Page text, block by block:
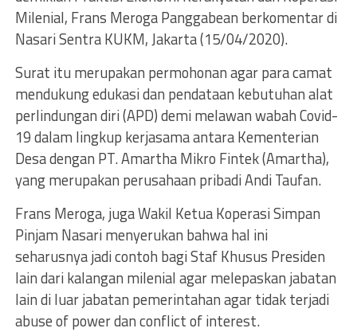
Milenial, Frans Meroga Panggabean berkomentar di
Nasari Sentra KUKM, Jakarta (15/04/2020).
Surat itu merupakan permohonan agar para camat
mendukung edukasi dan pendataan kebutuhan alat
perlindungan diri (APD) demi melawan wabah Covid-
19 dalam lingkup kerjasama antara Kementerian
Desa dengan PT. Amartha Mikro Fintek (Amartha),
yang merupakan perusahaan pribadi Andi Taufan.
Frans Meroga, juga Wakil Ketua Koperasi Simpan
Pinjam Nasari menyerukan bahwa hal ini
seharusnya jadi contoh bagi Staf Khusus Presiden
lain dari kalangan milenial agar melepaskan jabatan
lain di luar jabatan pemerintahan agar tidak terjadi
abuse of power dan conflict of interest.